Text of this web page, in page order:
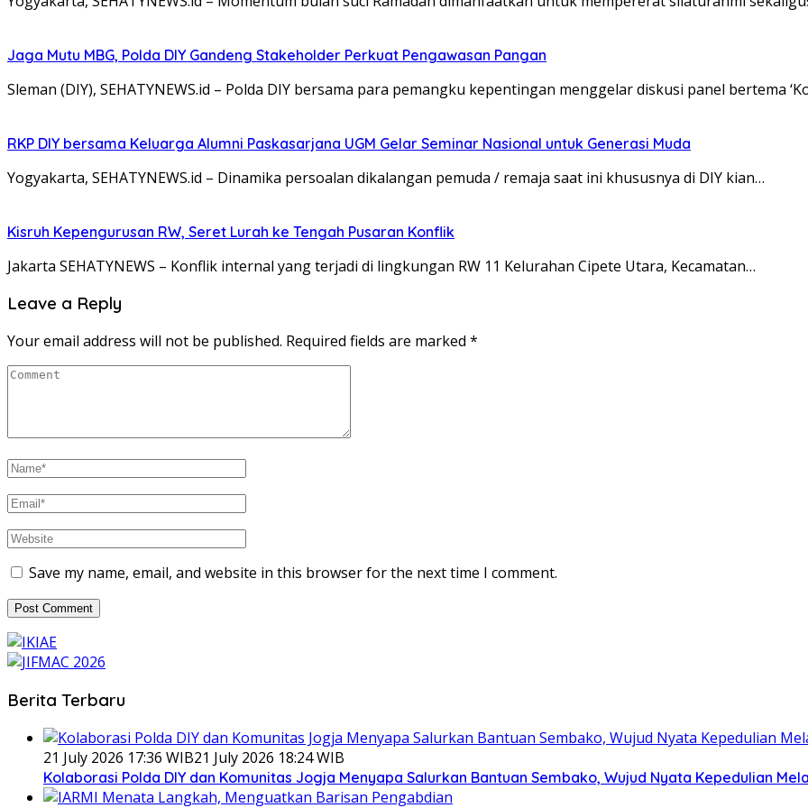
Jaga Mutu MBG, Polda DIY Gandeng Stakeholder Perkuat Pengawasan Pangan
Sleman (DIY), SEHATYNEWS.id – Polda DIY bersama para pemangku kepentingan menggelar diskusi panel bertema
RKP DIY bersama Keluarga Alumni Paskasarjana UGM Gelar Seminar Nasional untuk Generasi Muda
Yogyakarta, SEHATYNEWS.id – Dinamika persoalan dikalangan pemuda / remaja saat ini khususnya di DIY kian…
Kisruh Kepengurusan RW, Seret Lurah ke Tengah Pusaran Konflik
Jakarta SEHATYNEWS – Konflik internal yang terjadi di lingkungan RW 11 Kelurahan Cipete Utara, Kecamatan…
Leave a Reply
Your email address will not be published. Required fields are marked *
Save my name, email, and website in this browser for the next time I comment.
Berita Terbaru
21 July 2026 17:36 WIB21 July 2026 18:24 WIB
Kolaborasi Polda DIY dan Komunitas Jogja Menyapa Salurkan Bantuan Sembako, Wujud Nyata Kepedulian